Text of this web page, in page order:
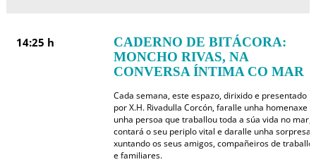
14:25 h
CADERNO DE BITÁCORA:
MONCHO RIVAS, NA
CONVERSA ÍNTIMA CO MAR
Cada semana, este espazo, dirixido e presentado
por X.H. Rivadulla Corcón, faralle unha homenaxe a
unha persoa que traballou toda a súa vida no mar,
contará o seu periplo vital e daralle unha sorpresa
xuntando os seus amigos, compañeiros de traballo
e familiares.